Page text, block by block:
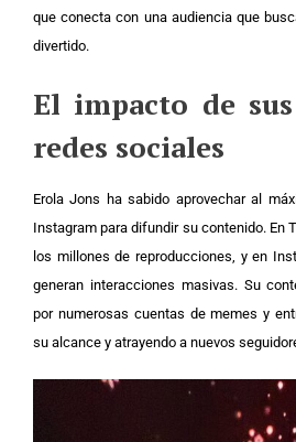
que conecta con una audiencia que
divertido.
El impacto de
redes sociales
Erola Jons ha sabido aprovechar al
Instagram para difundir su contenido. En
los millones de reproducciones, y en
generan interacciones masivas. Su
por numerosas cuentas de memes y
su alcance y atrayendo a nuevos